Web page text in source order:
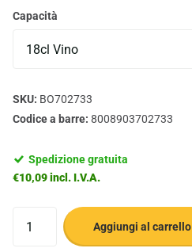
Capacità
SKU: BO702733
Codice a barre: 8008903702733
Spedizione gratuita
€10,09 incl. I.V.A.
Aggiungi al carrello